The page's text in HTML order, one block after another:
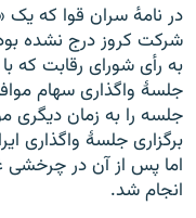
در نامه‌ٔ سران قوا که یک
شرکت کروز درج نشده
به رأی شورای رقابت که
جلسهٔ واگذاری سهام
جلسه را به زمان دیگری
برگزاری جلسهٔ واگذاری
اما پس از آن در
انجام شد.